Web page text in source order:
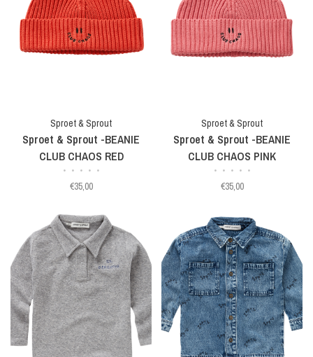
Sproet & Sprout
Sproet & Sprout -BEANIE
CLUB CHAOS RED
• • • • •
€35,00
Sproet & Sprout
Sproet & Sprout -BEANIE
CLUB CHAOS PINK
• • • • •
€35,00